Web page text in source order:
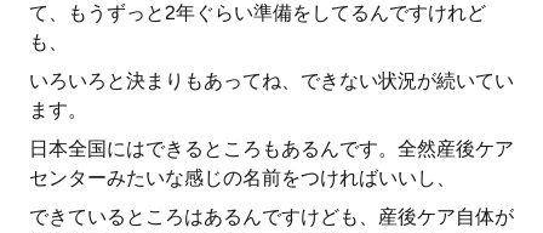
て、もうずっと2年ぐらい準備をしてるんですけれど
も、
いろいろと決まりもあってね、できない状況が続いてい
ます。
日本全国にはできるところもあるんです。全然産後ケア
センターみたいな感じの名前をつければいいし、
できているところはあるんですけども、産後ケア自体が